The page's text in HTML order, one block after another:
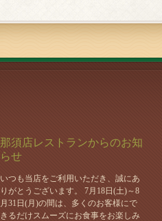
那須店レストランからのお知
らせ
いつも当店をご利用いただき、誠にあ
りがとうございます。 7月18日(土)～8
月31日(月)の間は、多くのお客様にで
きるだけスムーズにお食事をお楽しみ